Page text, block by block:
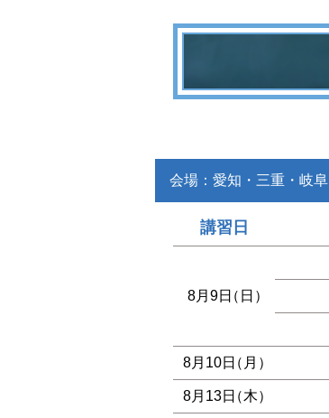
会場：愛知・三重・岐阜
講習日
8月9日（日）
8月10日（月）
8月13日（木）